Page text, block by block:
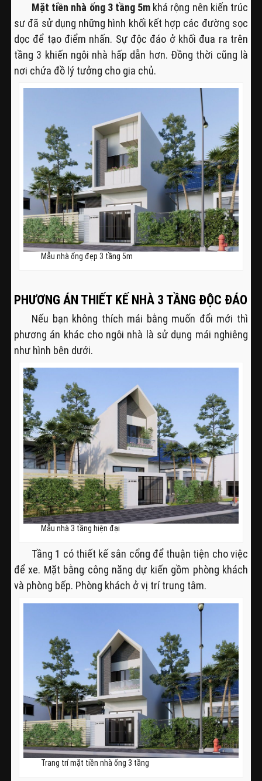
Mặt tiền nhà ống 3 tầng 5m khá rộng nên kiến trúc
sư đã sử dụng những hình khối kết hợp các đường sọc
dọc để tạo điểm nhấn. Sự độc đáo ở khối đua ra trên
tầng 3 khiến ngôi nhà hấp dẫn hơn. Đồng thời cũng là
nơi chứa đồ lý tưởng cho gia chủ.
Mẫu nhà ống đẹp 3 tầng 5m
PHƯƠNG ÁN THIẾT KẾ NHÀ 3 TẦNG ĐỘC ĐÁO
Nếu bạn không thích mái bằng muốn đổi mới thì
phương án khác cho ngôi nhà là sử dụng mái nghiêng
như hình bên dưới.
Mẫu nhà 3 tầng hiện đại
Tầng 1 có thiết kế sân cổng để thuận tiện cho việc
để xe. Mặt bằng công năng dự kiến gồm phòng khách
và phòng bếp. Phòng khách ở vị trí trung tâm.
Trang trí mặt tiền nhà ống 3 tầng